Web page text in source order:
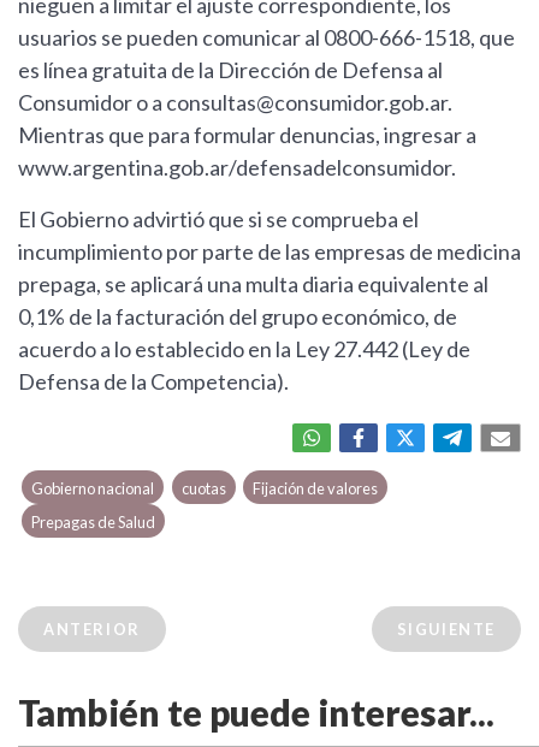
nieguen a limitar el ajuste correspondiente, los
usuarios se pueden comunicar al 0800-666-1518, que
es línea gratuita de la Dirección de Defensa al
Consumidor o a consultas@consumidor.gob.ar.
Mientras que para formular denuncias, ingresar a
www.argentina.gob.ar/defensadelconsumidor.
El Gobierno advirtió que si se comprueba el
incumplimiento por parte de las empresas de medicina
prepaga, se aplicará una multa diaria equivalente al
0,1% de la facturación del grupo económico, de
acuerdo a lo establecido en la Ley 27.442 (Ley de
Defensa de la Competencia).
Gobierno nacional cuotas
Fijación de valores
Prepagas de Salud
ANTERIOR SIGUIENTE
También te puede interesar...